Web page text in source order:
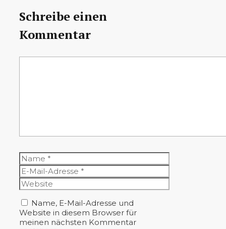
Schreibe einen
Kommentar
Name
E-
Mail-
Adresse
Website
Name, E-Mail-Adresse und
Website in diesem Browser für
meinen nächsten Kommentar